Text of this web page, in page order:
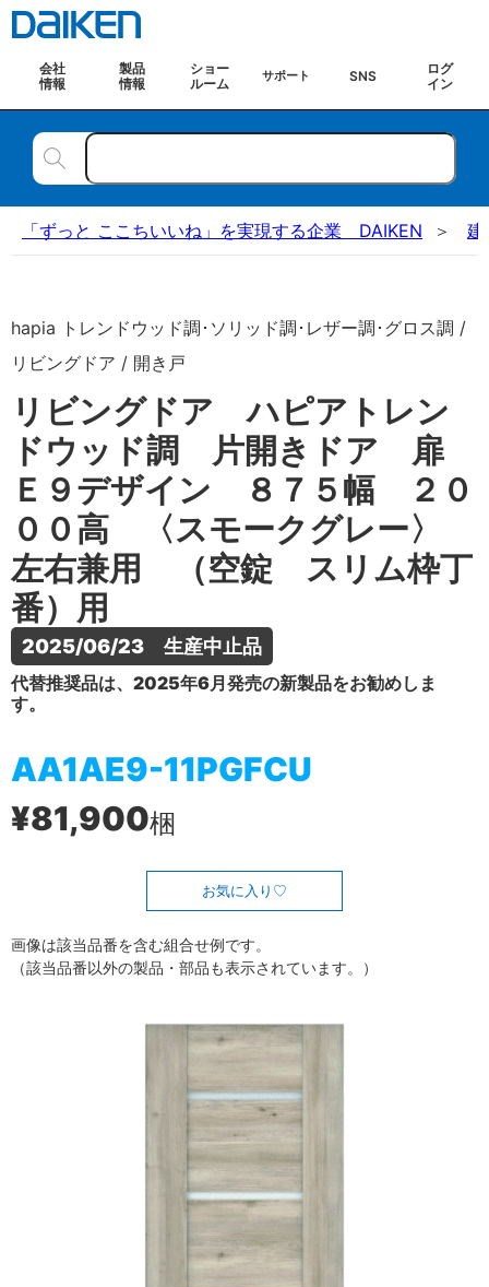
会社
情報
製品
情報
ショー
ルーム
サポート SNS
ログ
イン
「ずっと ここちいいね」を実現する企業 DAIKEN 建
hapia トレンドウッド調･ソリッド調･レザー調･グロス調 /
リビングドア / 開き戸
リビングドア ハピアトレン
ドウッド調 片開きドア 扉
Ｅ９デザイン ８７５幅 ２０
００高 〈スモークグレー〉
左右兼用 （空錠 スリム枠丁
番）用
2025/06/23　生産中止品
代替推奨品は、2025年6月発売の新製品をお勧めしま
す。
AA1AE9-11PGFCU
¥81,900梱
お気に入り
画像は該当品番を含む組合せ例です。
（該当品番以外の製品・部品も表示されています。）